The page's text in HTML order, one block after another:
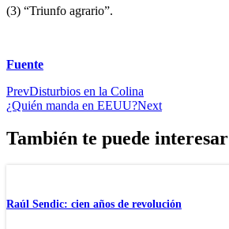
(3) “Triunfo agrario”.
Fuente
PrevDisturbios en la Colina
¿Quién manda en EEUU?Next
También te puede interesar
Raúl Sendic: cien años de revolución